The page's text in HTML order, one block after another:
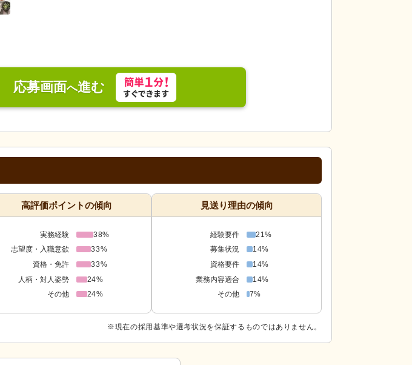
応募画面へ進む
高評価ポイントの傾向
実務経験
38%
志望度・入職意欲
33%
資格・免許
33%
人柄・対人姿勢
24%
その他
24%
見送り理由の傾向
経験要件
21%
募集状況
14%
資格要件
14%
業務内容適合
14%
その他
7%
※現在の採用基準や選考状況を保証するものではありません。